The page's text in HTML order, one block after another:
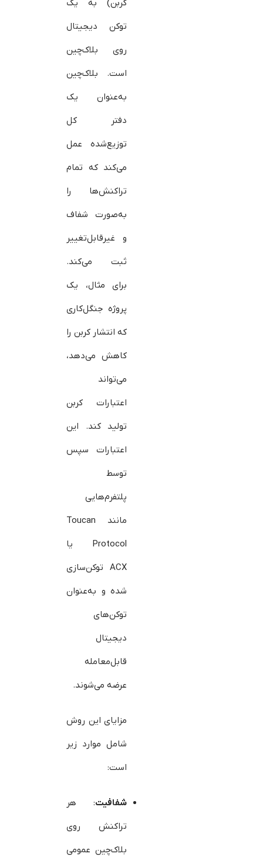
کربن) به یک
توکن دیجیتال
روی بلاک‌چین
است. بلاک‌چین
به‌عنوان یک
دفتر کل
توزیع‌شده عمل
می‌کند که تمام
تراکنش‌ها را
به‌صورت شفاف
و غیرقابل‌تغییر
ثبت می‌کند.
برای مثال، یک
پروژه جنگل‌کاری
که انتشار کربن را
کاهش می‌دهد،
می‌تواند
اعتبارات کربن
تولید کند. این
اعتبارات سپس
توسط
پلتفرم‌هایی
مانند Toucan
Protocol یا
ACX توکن‌سازی
شده و به‌عنوان
توکن‌های
دیجیتال
قابل‌معامله
عرضه می‌شوند.
مزایای این روش
شامل موارد زیر
است:
شفافیت: هر
تراکنش روی
بلاک‌چین عمومی